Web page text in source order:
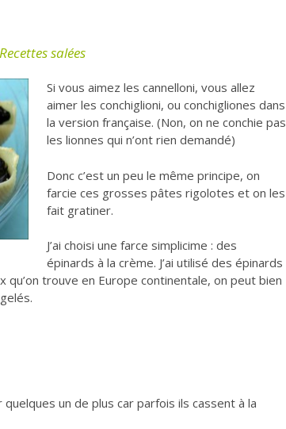
Recettes salées
Si vous aimez les cannelloni, vous allez
aimer les conchiglioni, ou conchigliones dans
la version française. (Non, on ne conchie pas
les lionnes qui n’ont rien demandé)
Donc c’est un peu le même principe, on
farcie ces grosses pâtes rigolotes et on les
fait gratiner.
J’ai choisi une farce simplicime : des
épinards à la crème. J’ai utilisé des épinards
trouve en Europe continentale, on peut bien
un de plus car parfois ils cassent à la